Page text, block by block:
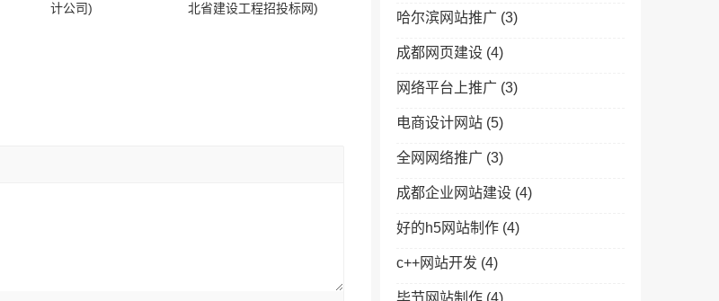
计公司)
北省建设工程招投标网)
哈尔滨网站推广 (3)
成都网页建设 (4)
网络平台上推广 (3)
电商设计网站 (5)
全网网络推广 (3)
成都企业网站建设 (4)
好的h5网站制作 (4)
c++网站开发 (4)
毕节网站制作 (4)